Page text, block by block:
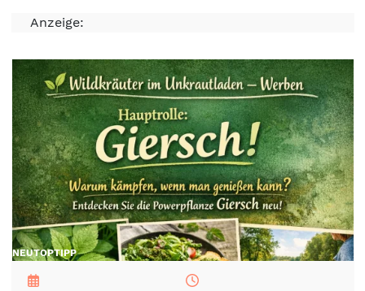
NEUTOPTIPP
Anzeige: